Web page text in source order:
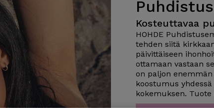
Kosteuttavaa
HOHDE
tehden siitä
päivittäiseen
ottamaan vastaan
on paljon
koostumus
kokemuksen.